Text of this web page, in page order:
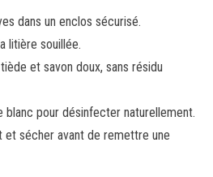
dans un enclos sécurisé.
litière souillée.
et savon doux, sans résidu
blanc pour désinfecter naturellement.
et sécher avant de remettre une